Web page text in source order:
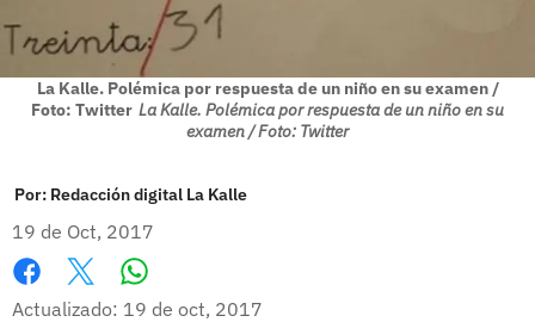
La Kalle. Polémica por respuesta de un niño en su examen /
Foto: Twitter La Kalle. Polémica por respuesta de un niño en su
examen / Foto: Twitter
Por: Redacción digital La Kalle
19 de Oct, 2017
Facebook
X
Actualizado: 19 de oct, 2017